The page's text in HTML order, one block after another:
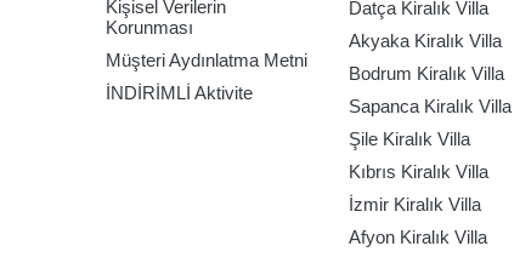
Kişisel Verilerin
Korunması
Müşteri Aydınlatma Metni
İNDİRİMLİ Aktivite
Datça Kiralık Villa
Akyaka Kiralık Villa
Bodrum Kiralık Villa
Sapanca Kiralık Villa
Şile Kiralık Villa
Kıbrıs Kiralık Villa
İzmir Kiralık Villa
Afyon Kiralık Villa